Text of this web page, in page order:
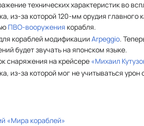
технических характеристик во
из-за которой 120-мм орудия
ПВО-вооружения корабля.
кораблей модификацииArpeggio.
будет звучать на японском языке.
снаряжения на крейсере «Михаил
из-за которой мог не учитываться урон
«Мира кораблей»